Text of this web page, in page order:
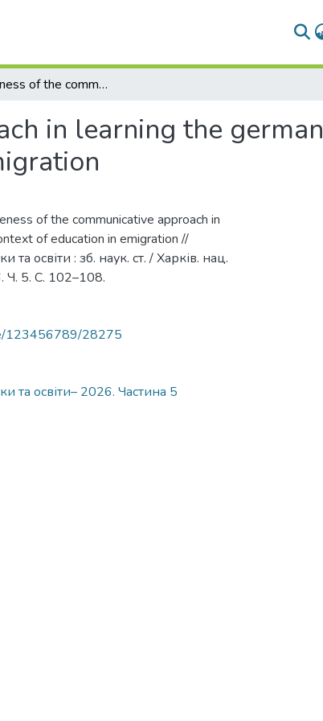
Effectiveness of the communicative approach in learning the german language in the context of education in emigration
in learning the german
of the communicative approach in
of education in emigration //
та освіти : зб. наук. ст. / Харків. нац.
Ч. 5. С. 102–108.
123456789/28275
та освіти– 2026. Частина 5